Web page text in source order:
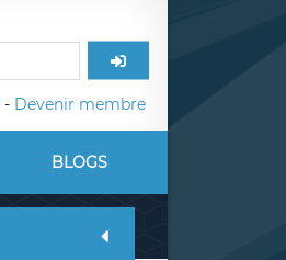
- Devenir membre
BLOGS